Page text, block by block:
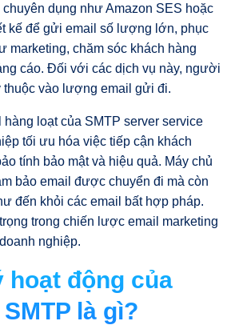
dụng như Amazon SES hoặc
kế để gửi email số lượng lớn, phục
marketing, chăm sóc khách hàng
cáo. Đối với các dịch vụ này, người
thuộc vào lượng email gửi đi.
loạt của SMTP server service
tối ưu hóa việc tiếp cận khách
tính bảo mật và hiệu quả. Máy chủ
bảo email được chuyển đi mà còn
đến khỏi các email bất hợp pháp.
trong chiến lược email marketing
nghiệp.
hoạt động của
là gì?